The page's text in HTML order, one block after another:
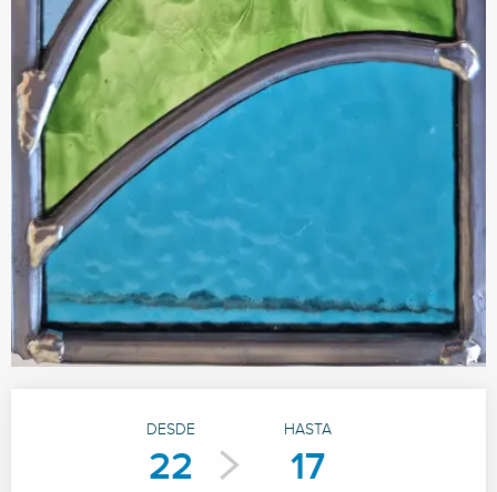
Horarios y datos de contacto
DESDE
22
HASTA
17